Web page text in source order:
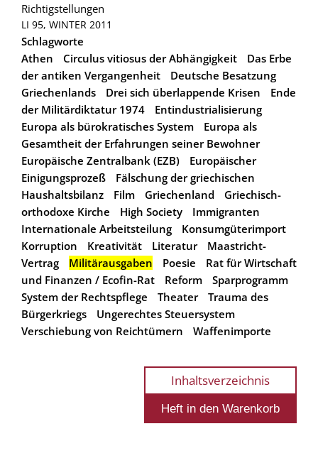
Richtigstellungen
LI 95, WINTER 2011
Schlagworte
Athen
Circulus vitiosus der Abhängigkeit
Das Erbe
der antiken Vergangenheit
Deutsche Besatzung
Griechenlands
Drei sich überlappende Krisen
Ende
der Militärdiktatur 1974
Entindustrialisierung
Europa als bürokratisches System
Europa als
Gesamtheit der Erfahrungen seiner Bewohner
Europäische Zentralbank (EZB)
Europäischer
Einigungsprozeß
Fälschung der griechischen
Haushaltsbilanz
Film Griechenland
Griechisch-
orthodoxe Kirche
High Society
Immigranten
Internationale Arbeitsteilung
Konsumgüterimport
Korruption
Kreativität Literatur
Maastricht-
Vertrag
Militärausgaben Poesie
Rat für Wirtschaft
und Finanzen / Ecofin-Rat
Reform
Sparprogramm
System der Rechtspflege
Theater
Trauma des
Bürgerkriegs
Ungerechtes Steuersystem
Verschiebung von Reichtümern
Waffenimporte
Inhaltsverzeichnis